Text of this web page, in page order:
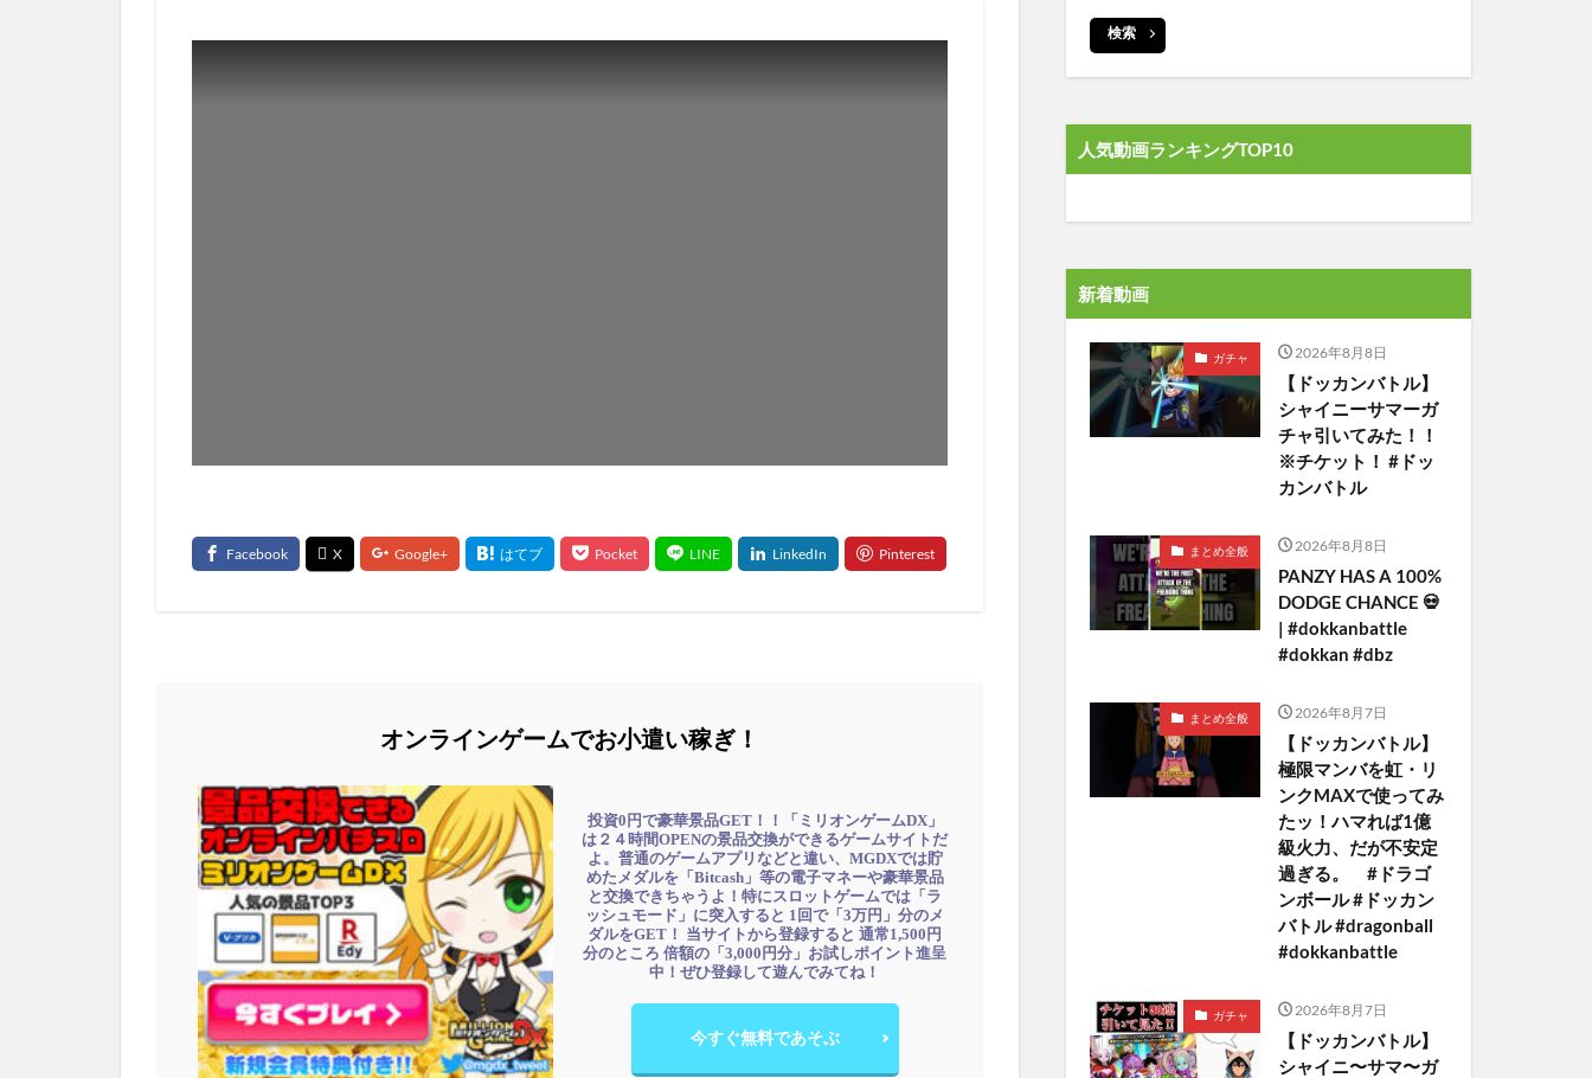
オンラインゲームでお小遣い稼ぎ！
投資0円で豪華景品GET！！「ミリオンゲームDX」
は２４時間OPENの景品交換ができるゲームサイトだ
よ。普通のゲームアプリなどと違い、MGDXでは貯
めたメダルを「Bitcash」等の電子マネーや豪華景品
と交換できちゃうよ！特にスロットゲームでは「ラ
ッシュモード」に突入すると 1回で「3万円」分のメ
ダルをGET！ 当サイトから登録すると 通常1,500円
分のところ 倍額の「3,000円分」お試しポイント進呈
中！ぜひ登録して遊んでみてね！
今すぐ無料であそぶ
検索
人気動画ランキングTOP10
新着動画
ガチャ 2026年8月8日
【ドッカンバトル】
シャイニーサマーガ
チャ引いてみた！！
※チケット！ #ドッ
カンバトル
まとめ全般 2026年8月8日
PANZY HAS A 100%
DODGE CHANCE 💀
| #dokkanbattle
#dokkan #dbz
まとめ全般 2026年8月7日
【ドッカンバトル】
極限マンバを虹・リ
ンクMAXで使ってみ
たッ！ハマれば1億
級火力、だが不安定
過ぎる。 #ドラゴ
ンボール #ドッカン
バトル #dragonball
#dokkanbattle
ガチャ 2026年8月7日
【ドッカンバトル】
シャイニ〜サマ〜ガ